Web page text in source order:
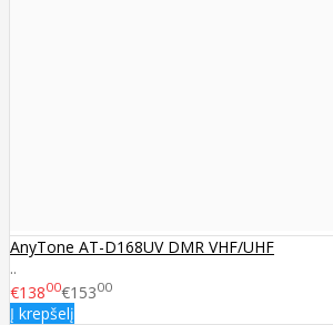
AnyTone AT-D168UV DMR VHF/UHF
..
€13800€15300
Į krepšelį